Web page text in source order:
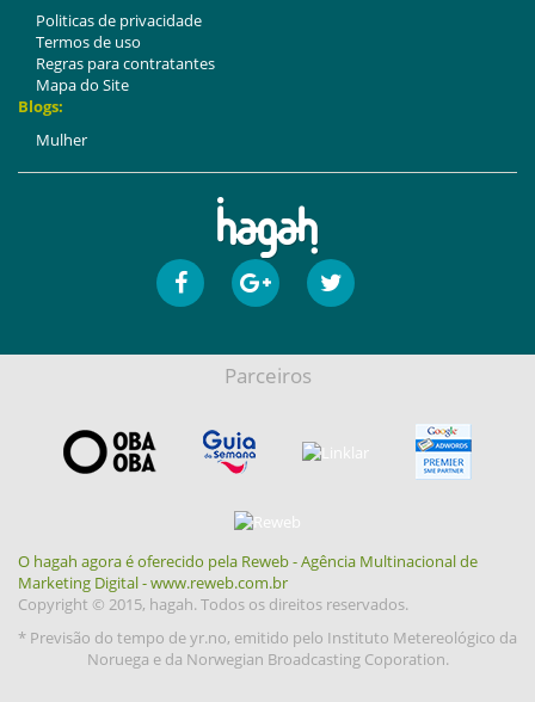
Politicas de privacidade
Termos de uso
Regras para contratantes
Mapa do Site
Blogs:
Mulher
Parceiros
O hagah agora é oferecido pela Reweb - Agência Multinacional de
Marketing Digital - www.reweb.com.br
Copyright © 2015, hagah. Todos os direitos reservados.
* Previsão do tempo de yr.no, emitido pelo Instituto Metereológico da
Noruega e da Norwegian Broadcasting Coporation.